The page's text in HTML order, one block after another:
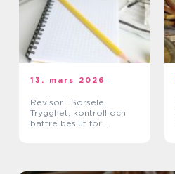
13. mars 2026
Revisor i Sorsele:
Trygghet, kontroll och
bättre beslut för